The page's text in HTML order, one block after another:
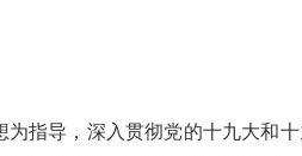
指导，深入贯彻党的十九大和十